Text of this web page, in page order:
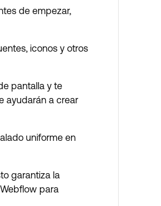
de empezar,
iconos y otros
pantalla y te
ayudarán a crear
uniforme en
garantiza la
para